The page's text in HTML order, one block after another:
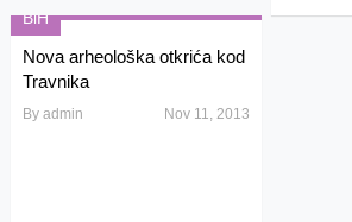
BiH
Nova arheološka otkrića kod
Travnika
By admin Nov 11, 2013